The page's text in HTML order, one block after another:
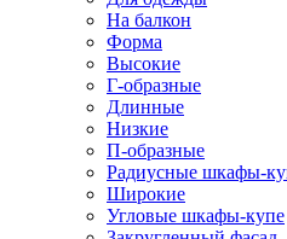
На балкон
Форма
Высокие
Г-образные
Длинные
Низкие
П-образные
Радиусные шкафы-
Широкие
Угловые шкафы-купе